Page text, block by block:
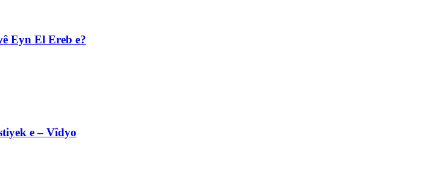
Eyn El Ereb e?
e – Vîdyo